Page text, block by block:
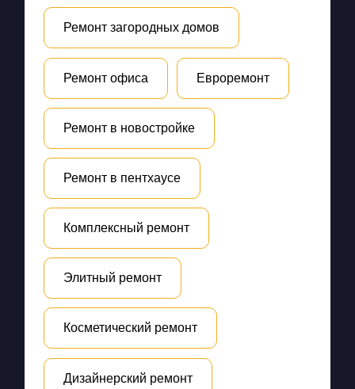
Ремонт загородных домов
Ремонт офиса Евроремонт
Ремонт в новостройке
Ремонт в пентхаусе
Комплексный ремонт
Элитный ремонт
Косметический ремонт
Дизайнерский ремонт